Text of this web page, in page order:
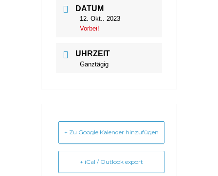
DATUM
12. Okt.. 2023
Vorbei!
UHRZEIT
Ganztägig
+ Zu Google Kalender hinzufügen
+ iCal / Outlook export